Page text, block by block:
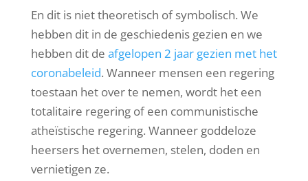
En dit is niet theoretisch of symbolisch. We
hebben dit in de geschiedenis gezien en we
hebben dit de afgelopen 2 jaar gezien met het
coronabeleid. Wanneer mensen een regering
toestaan ​​het over te nemen, wordt het een
totalitaire regering of een communistische
atheïstische regering. Wanneer goddeloze
heersers het overnemen, stelen, doden en
vernietigen ze.